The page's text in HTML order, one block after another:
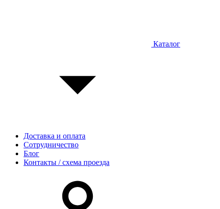
Каталог
Доставка и оплата
Сотрудничество
Блог
Контакты / схема проезда